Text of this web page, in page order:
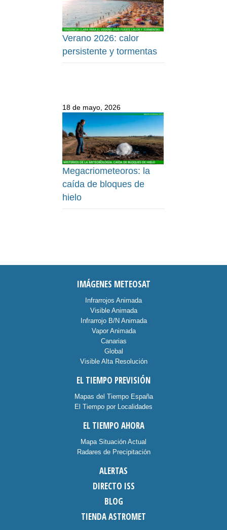
Verano 2026: calor
persistente y tormentas
18 de mayo, 2026
Megacriometeoros: la
caída de bloques de
hielo
IMÁGENES METEOSAT
Infrarrojos Animada
Visible Animada
Infrarrojo B/N Animada
Vapor Animada
Canarias
Global
Visible Alta Resolución
EL TIEMPO PREVISIÓN
Mapas del Tiempo España
El Tiempo por Localidades
EL TIEMPO AHORA
Mapa Situación Actual
Radares de Precipitación
ALERTAS
DIRECTO ISS
BLOG
TIENDA ASTROMET